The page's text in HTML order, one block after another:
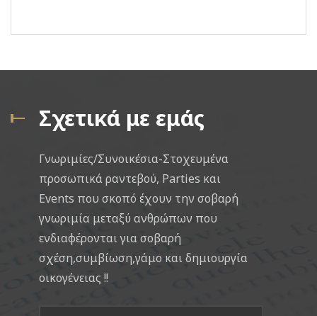
Σχετικά με εμάς
Γνωριμίες/Συνοικέσια-Στοχευμένα
προσωπικά ραντεβού, Parties και
Events που σκοπό έχουν την σοβαρή
γνωριμία μεταξύ ανθρώπων που
ενδιαφέρονται για σοβαρή
σχέση,συμβίωση,γάμο και δημιουργία
οικογένειας !!